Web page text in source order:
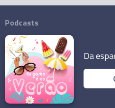
© 2023
Podcasts
Da